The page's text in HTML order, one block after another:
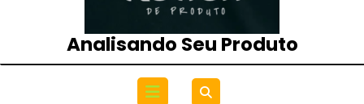
Analisando Seu Produto
Open